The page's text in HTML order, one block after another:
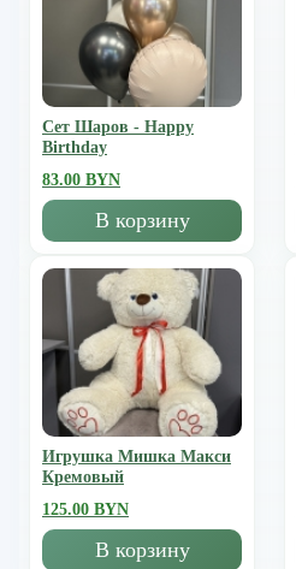
Сет Шаров - Happy
Birthday
83.00 BYN
В корзину
Игрушка Мишка Mакси
Кремовый
125.00 BYN
В корзину